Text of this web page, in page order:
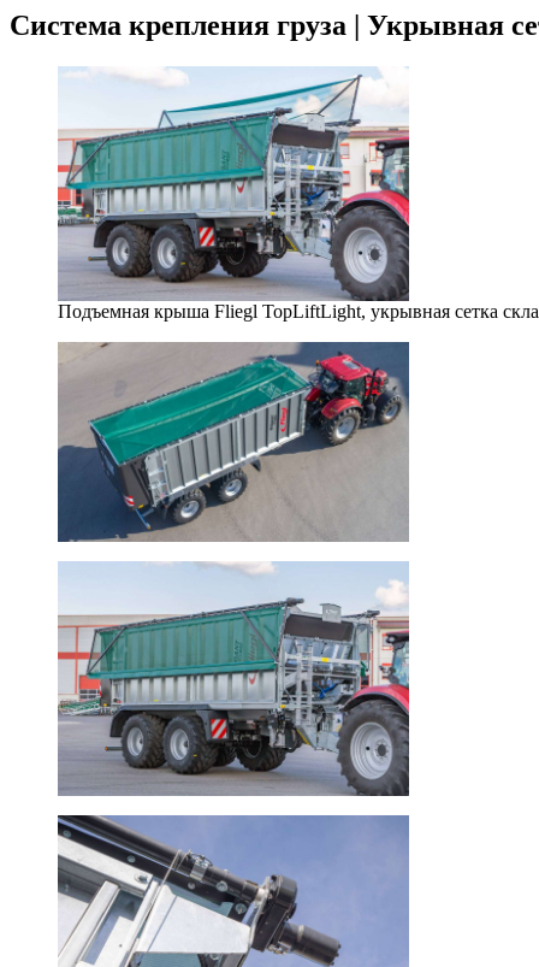
Система крепления груза | Укрывная
Подъемная крыша Fliegl TopLiftLight, укрывная сетка